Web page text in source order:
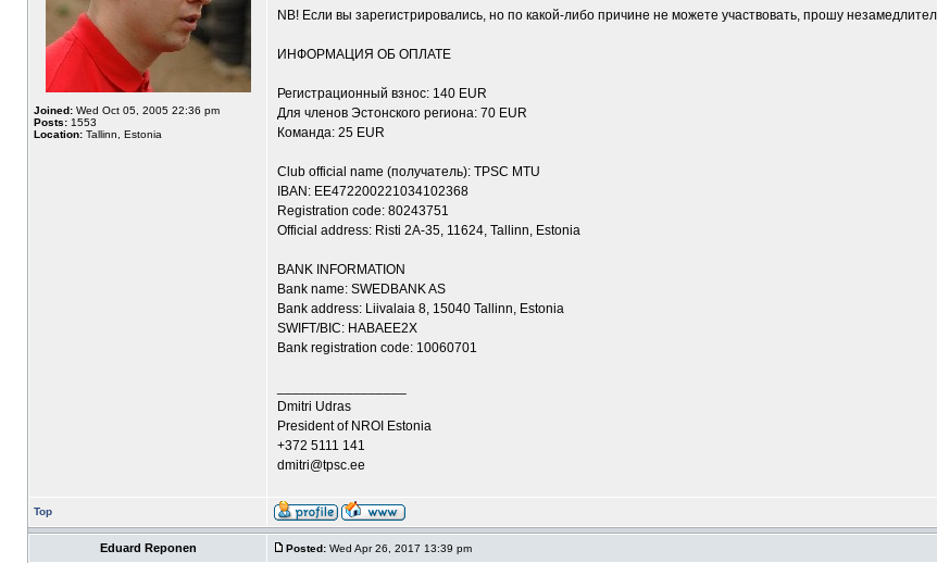
Joined: Wed Oct 05, 2005 22:36 pm
Posts: 1553
Location: Tallinn, Estonia
NB! Если вы зарегистрировались, но по какой-либо причине не можете участвовать, прошу
ИНФОРМАЦИЯ ОБ ОПЛАТЕ
Регистрационный взнос: 140 EUR
Для членов Эстонского региона: 70 EUR
Команда: 25 EUR
Club official name (получатель): TPSC MTU
IBAN: EE472200221034102368
Registration code: 80243751
Official address: Risti 2A-35, 11624, Tallinn, Estonia
BANK INFORMATION
Bank name: SWEDBANK AS
Bank address: Liivalaia 8, 15040 Tallinn, Estonia
SWIFT/BIC: HABAEE2X
Bank registration code: 10060701
Dmitri Udras
President of NROI Estonia
+372 5111 141
dmitri@tpsc.ee
Top
Eduard Reponen Posted: Wed Apr 26, 2017 13:39 pm